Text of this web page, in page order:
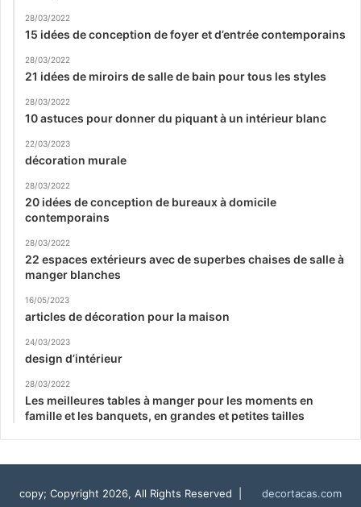
28/03/2022
15 idées de conception de foyer et d’entrée contemporains
28/03/2022
21 idées de miroirs de salle de bain pour tous les styles
28/03/2022
10 astuces pour donner du piquant à un intérieur blanc
22/03/2023
décoration murale
28/03/2022
20 idées de conception de bureaux à domicile
contemporains
28/03/2022
22 espaces extérieurs avec de superbes chaises de salle à
manger blanches
16/05/2023
articles de décoration pour la maison
24/03/2023
design d’intérieur
28/03/2022
Les meilleures tables à manger pour les moments en
famille et les banquets, en grandes et petites tailles
copy; Copyright 2026, All Rights Reserved | decortacas.com